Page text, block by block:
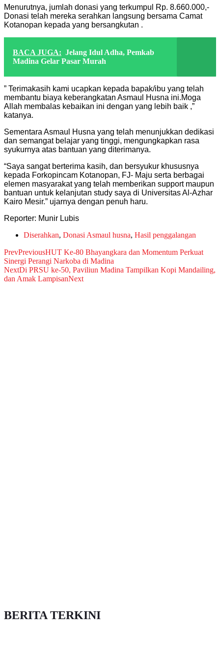
Menurutnya, jumlah donasi yang terkumpul Rp. 8.660.000,-
Donasi telah mereka serahkan langsung bersama Camat
Kotanopan kepada yang bersangkutan .
BACA JUGA: Jelang Idul Adha, Pemkab
Madina Gelar Pasar Murah
” Terimakasih kami ucapkan kepada bapak/ibu yang telah
membantu biaya keberangkatan Asmaul Husna ini.Moga
Allah membalas kebaikan ini dengan yang lebih baik ,”
katanya.
Sementara Asmaul Husna yang telah menunjukkan dedikasi
dan semangat belajar yang tinggi, mengungkapkan rasa
syukurnya atas bantuan yang diterimanya.
“Saya sangat berterima kasih, dan bersyukur khususnya
kepada Forkopincam Kotanopan, FJ- Maju serta berbagai
elemen masyarakat yang telah memberikan support maupun
bantuan untuk kelanjutan study saya di Universitas Al-Azhar
Kairo Mesir.” ujarnya dengan penuh haru.
Reporter: Munir Lubis
Diserahkan, Donasi Asmaul husna, Hasil penggalangan
PrevPreviousHUT Ke-80 Bhayangkara dan Momentum Perkuat
Sinergi Perangi Narkoba di Madina
NextDi PRSU ke-50, Paviliun Madina Tampilkan Kopi Mandailing,
dan Amak LampisanNext
BERITA TERKINI